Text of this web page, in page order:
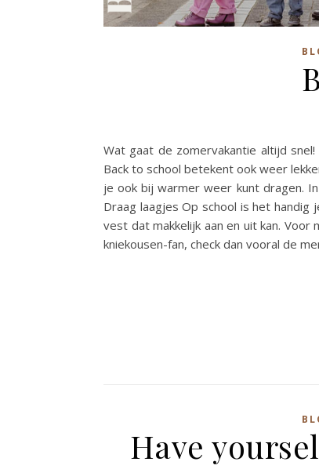
Wat gaat de zomervakantie altijd
Back to school betekent ook weer
je ook bij warmer weer kunt dragen.
Draag laagjes Op school is het
vest dat makkelijk aan en uit kan.
kniekousen-fan, check dan vooral de
Have